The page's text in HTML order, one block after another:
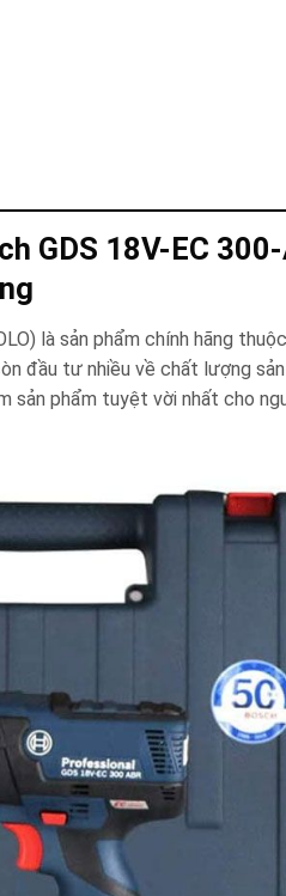
GDS 18V-EC
là sản phẩm chính hãng
đầu tư nhiều về chất lượng
sản phẩm tuyệt vời nhất cho